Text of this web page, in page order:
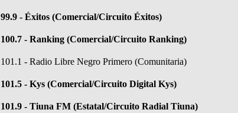
99.9 - Éxitos (Comercial/Circuito Éxitos)
100.7 - Ranking (Comercial/Circuito Ranking)
101.1 - Radio Libre Negro Primero (Comunitaria)
101.5 - Kys (Comercial/Circuito Digital Kys)
101.9 - Tiuna FM (Estatal/Circuito Radial Tiuna)